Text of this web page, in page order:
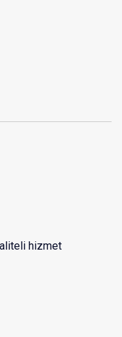
hizmet